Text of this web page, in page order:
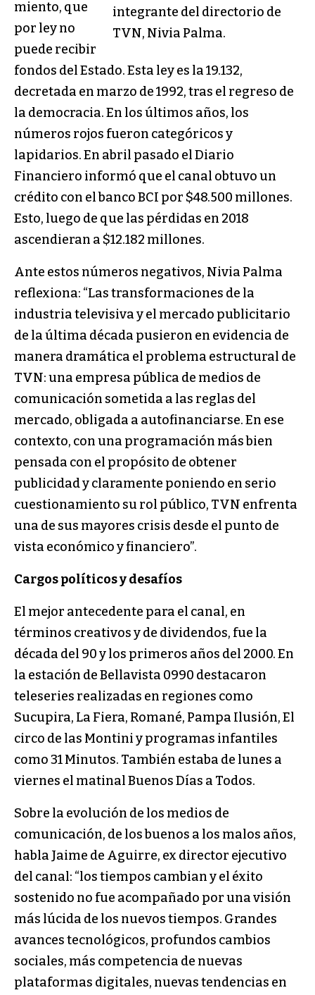
integrante del directorio de
TVN, Nivia Palma.
miento, que
por ley no
puede recibir
fondos del Estado. Esta ley es la 19.132,
decretada en marzo de 1992, tras el regreso de
la democracia. En los últimos años, los
números rojos fueron categóricos y
lapidarios. En abril pasado el Diario
Financiero informó que el canal obtuvo un
crédito con el banco BCI por $48.500 millones.
Esto, luego de que las pérdidas en 2018
ascendieran a $12.182 millones.
Ante estos números negativos, Nivia Palma
reflexiona: “Las transformaciones de la
industria televisiva y el mercado publicitario
de la última década pusieron en evidencia de
manera dramática el problema estructural de
TVN: una empresa pública de medios de
comunicación sometida a las reglas del
mercado, obligada a autofinanciarse. En ese
contexto, con una programación más bien
pensada con el propósito de obtener
publicidad y claramente poniendo en serio
cuestionamiento su rol público, TVN enfrenta
una de sus mayores crisis desde el punto de
vista económico y financiero”.
Cargos políticos y desafíos
El mejor antecedente para el canal, en
términos creativos y de dividendos, fue la
década del 90 y los primeros años del 2000. En
la estación de Bellavista 0990 destacaron
teleseries realizadas en regiones como
Sucupira, La Fiera, Romané, Pampa Ilusión, El
circo de las Montini y programas infantiles
como 31 Minutos. También estaba de lunes a
viernes el matinal Buenos Días a Todos.
Sobre la evolución de los medios de
comunicación, de los buenos a los malos años,
habla Jaime de Aguirre, ex director ejecutivo
del canal: “los tiempos cambian y el éxito
sostenido no fue acompañado por una visión
más lúcida de los nuevos tiempos. Grandes
avances tecnológicos, profundos cambios
sociales, más competencia de nuevas
plataformas digitales, nuevas tendencias en